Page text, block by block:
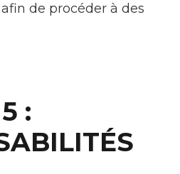
de procéder à des
: